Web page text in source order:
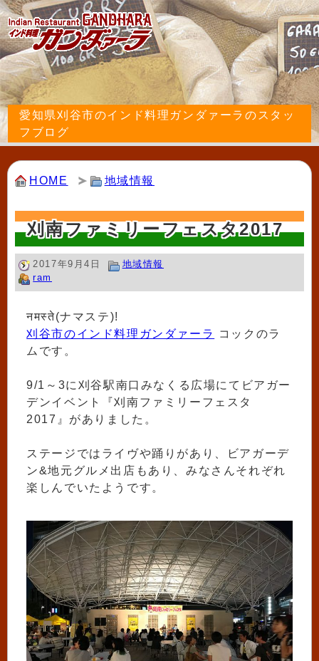
愛知県刈谷市のインド料理ガンダァーラのスタッ
フブログ
HOME 地域情報
刈南ファミリーフェスタ2017
2017年9月4日
地域情報
ram
नमस्ते(ナマステ)!
刈谷市のインド料理ガンダァーラ
コックのラ
ムです。
9/1～3に刈谷駅南口みなくる広場にてビアガー
デンイベント『刈南ファミリーフェスタ
2017』がありました。
ステージではライヴや踊りがあり、ビアガーデ
ン&地元グルメ出店もあり、みなさんそれぞれ
楽しんでいたようです。